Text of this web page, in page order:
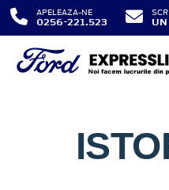
APELEAZA-NE
0256-221.523 UN